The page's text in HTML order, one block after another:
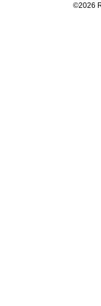
©2026